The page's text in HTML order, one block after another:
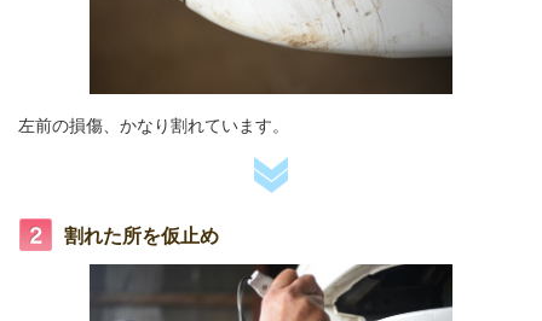
左前の損傷、かなり割れています。
割れた所を仮止め